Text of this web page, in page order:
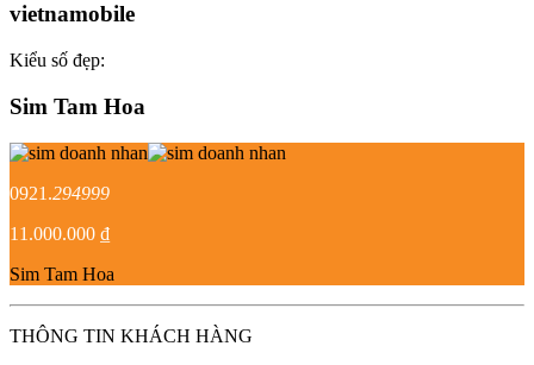
vietnamobile
Kiểu số đẹp:
Sim Tam Hoa
0921.294999
11.000.000 ₫
Sim Tam Hoa
THÔNG TIN KHÁCH HÀNG